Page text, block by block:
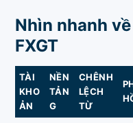
Nhìn nhanh
FXGT
TÀI
KHO
ẢN
NỀN
TẢN
G
CHÊNH
LỆCH
TỪ